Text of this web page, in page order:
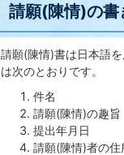
請願(陳情)の書
請願(陳情)書は日本語
は次のとおりです。
件名
請願(陳情)の趣旨
提出年月日
請願(陳情)者の住